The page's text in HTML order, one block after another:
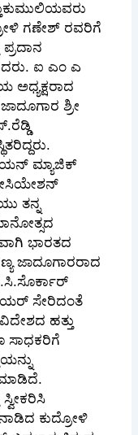
ಗಣೇಶ್ ರವರಿಗೆ
ಪ್ರದಾನ
ಐ ಎಂ ಎ
ಅಧ್ಯಕ್ಷರಾದ
ಶ್ರೀ
ಮ್ಯಾಜಿಕ್
ತನ್ನ
ಭಾರತದ
ಜಾದೂಗಾರರಾದ
ಸೇರಿದಂತೆ
ಹತ್ತು
ಸಾಧಕರಿಗೆ
ಸ್ವೀಕರಿಸಿ
ಕುದ್ರೋಳಿ